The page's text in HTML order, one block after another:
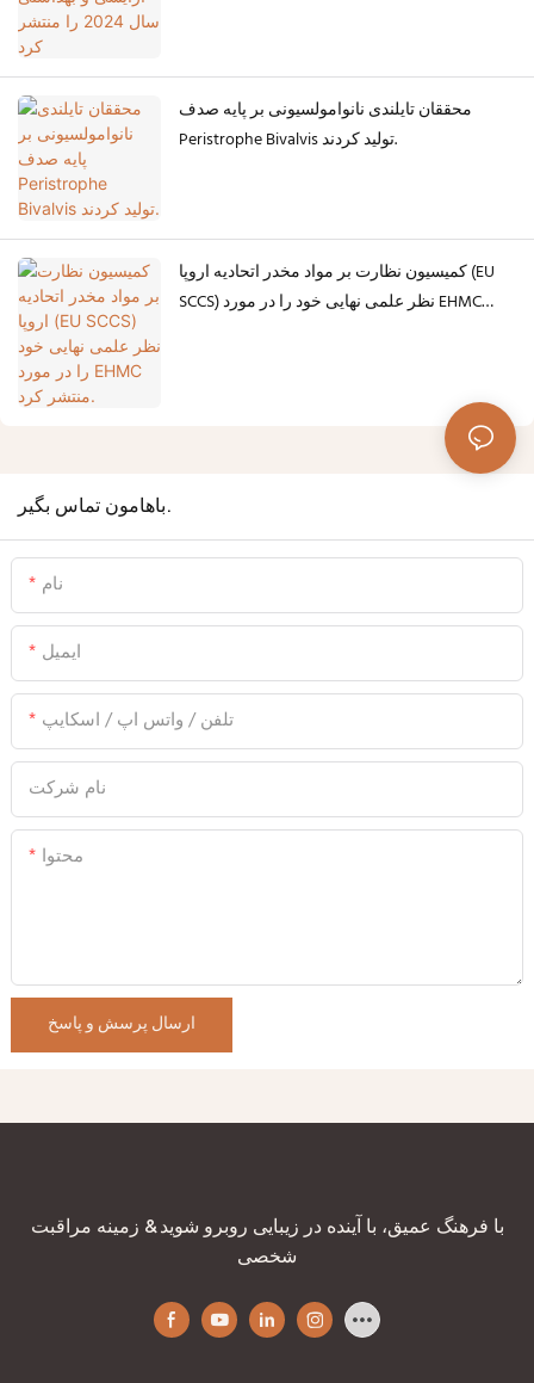
محققان تایلندی نانوامولسیونی بر پایه صدف
Peristrophe Bivalvis تولید کردند.
کمیسیون نظارت بر مواد مخدر اتحادیه اروپا (EU
SCCS) نظر علمی نهایی خود را در مورد EHMC
باهامون تماس بگير.
نام
ایمیل
تلفن / واتس اپ / اسکایپ
نام شرکت
محتوا
ارسال پرسش و پاسخ
با فرهنگ عمیق، با آینده در زیبایی روبرو شوید & زمینه مراقبت
شخصی